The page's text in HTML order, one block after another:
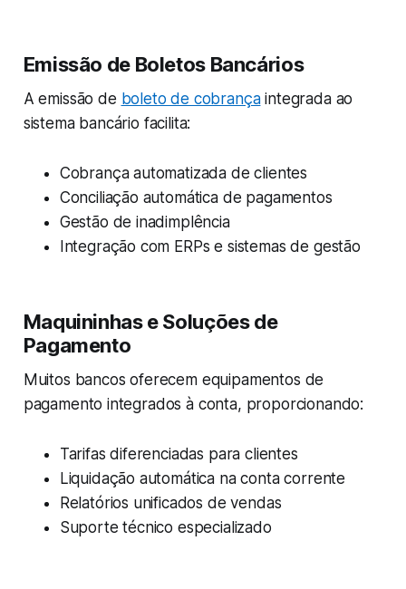
Emissão de Boletos Bancários
A emissão de boleto de cobrançaintegrada ao
sistema bancário facilita:
Cobrança automatizada de clientes
Conciliação automática de pagamentos
Gestão de inadimplência
Integração com ERPs e sistemas de gestão
Maquininhas e Soluções de
Pagamento
Muitos bancos oferecem equipamentos de
pagamento integrados à conta, proporcionando:
Tarifas diferenciadas para clientes
Liquidação automática na conta corrente
Relatórios unificados de vendas
Suporte técnico especializado